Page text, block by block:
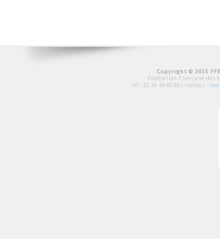
Copyright © 2015
Fédération Française des
tél : 01 39 44 65 80 | contact :